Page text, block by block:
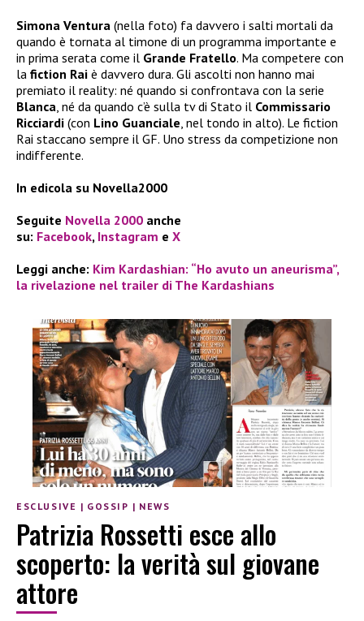
Simona Ventura (nella foto) fa davvero i salti mortali da
quando è tornata al timone di un programma importante e
in prima serata come il Grande Fratello. Ma competere con
la fiction Rai è davvero dura. Gli ascolti non hanno mai
premiato il reality: né quando si confrontava con la serie
Blanca , né da quando c’è sulla tv di Stato il Commissario
Ricciardi (con Lino Guanciale , nel tondo in alto). Le fiction
Rai staccano sempre il GF. Uno stress da competizione non
indifferente.
In edicola su Novella2000
Seguite Novella 2000 anche
su: Facebook, Instagram e X
Leggi anche: Kim Kardashian: “Ho avuto un aneurisma”,
la rivelazione nel trailer di The Kardashians
ESCLUSIVE | GOSSIP | NEWS
Patrizia Rossetti esce allo
scoperto: la verità sul giovane
attore